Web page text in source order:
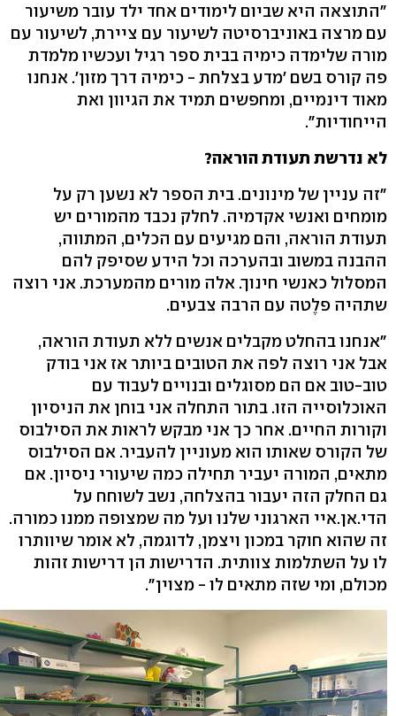
"התוצאה היא שביום לימודים אחד ילד עובר משיעור
עם מרצה באוניברסיטה לשיעור עם ציירת, לשיעור עם
מורה שלימדה כימיה בבית ספר רגיל ועכשיו מלמדת
פה קורס בשם 'מדע בצלחת - כימיה דרך מזון'. אנחנו
מאוד דינמיים, ומחפשים תמיד את הגיוון ואת
הייחודיות".
לא נדרשת תעודת הוראה?
"זה עניין של מינונים. בית הספר לא נשען רק על
מומחים ואנשי אקדמיה. לחלק נכבד מהמורים יש
תעודת הוראה, והם מגיעים עם הכלים, המתווה,
ההבנה במשוב ובהערכה וכל הידע שסיפק להם
המסלול כאנשי חינוך. אלה מורים מהמערכת. אני רוצה
שתהיה פלֶטה עם הרבה צבעים.
"אנחנו בהחלט מקבלים אנשים ללא תעודת הוראה,
אבל אני רוצה לפה את הטובים ביותר אז אני בודק
טוב-טוב אם הם מסוגלים ובנויים לעבוד עם
האוכלוסייה הזו. בתור התחלה אני בוחן את הניסיון
וקורות החיים. אחר כך אני מבקש לראות את הסילבוס
של הקורס שאותו הוא מעוניין להעביר. אם הסילבוס
מתאים, המורה יעביר תחילה כמה שיעורי ניסיון. אם
גם החלק הזה יעבור בהצלחה, נשב לשוחח על
הדי.אן.איי הארגוני שלנו ועל מה שמצופה ממנו כמורה.
זה שהוא חוקר במכון ויצמן, לדוגמה, לא אומר שיוותרו
לו על השתלמות צוותית. הדרישות הן דרישות זהות
מכולם, ומי שזה מתאים לו - מצוין".